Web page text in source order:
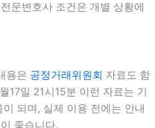
문변호사 조건은 개별 상황에
용은 공정거래위원회 자료도 함
17일 21시15분 이런 자료는 기
되며, 실제 이용 전에는 안내
좋습니다.